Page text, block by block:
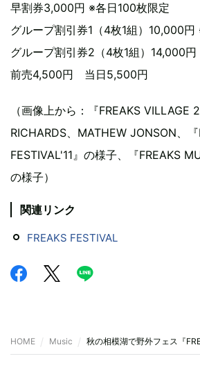
早割券3,000円 ※各日100枚限定
グループ割引券1（4枚1組）10,000
グループ割引券2（4枚1組）14,000
前売4,500円 当日5,500円
（画像上から：『FREAKS VILLAGE
RICHARDS、MATHEW JONSON、
FESTIVAL'11』の様子、『FREAKS
の様子）
関連リンク
FREAKS FESTIVAL
HOME Music 秋の相模湖で野外フェス『